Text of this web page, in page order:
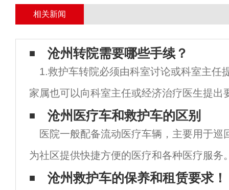
相关新闻
沧州转院需要哪些手续？
1.救护车转院必须由科室讨论或科室主任
家属也可以向科室主任或经济治疗医生提出
门和医院领导批准，可提前联系转院医院对
院；2.需要转移到其他医院住院时，还必须
沧州医疗车和救护车的区别
医院一般配备流动医疗车辆，主要用于巡
为社区提供快捷方便的医疗和各种医疗服务
租医疗车辆也可以根据需要定制，但救护车
沧州救护车的保养和租赁要求！